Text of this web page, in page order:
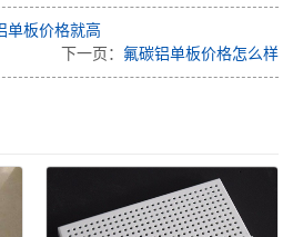
单板价格就高
下一页： 氟碳铝单板价格怎么样